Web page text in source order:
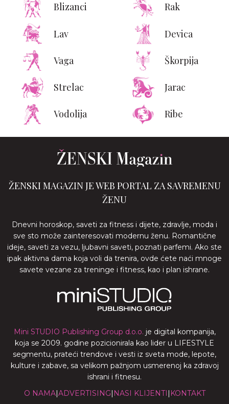
Blizanci Rak
Lav Devica
Vaga Škorpija
Strelac Jarac
Vodolija Ribe
ŽENSKI MAGAZIN JE WEB PORTAL ZA SAVREMENU
ŽENU
Dnevni horoskop, saveti za fitness i dijete, zdravlje, moda i
sve sto može zainteresovati modernu ženu. Romantične
ideje, saveti za vezu, ljubavni saveti, poznati parfemi. Ako ste
ipak aktivna dama koja voli da trenira, ovde ćete naći mnoge
savete vezane za treninge i fitness, kao i plan ishrane.
Mini STUDIO Publishing Group d.o.o. je digital kompanija,
koja se 2009. godine pozicionirala kao lider u LIFESTYLE
segmentu, prateći trendove i vesti iz sveta mode, lepote,
kulture i zabave, sa velikom pažnjom usmerenoj ka zdravoj
ishrani i fitnesu.
O NAMA|ADVERTISING| NASI KLIJENTI | KONTAKT